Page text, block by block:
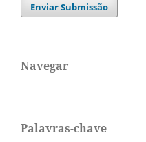
Enviar Submissão
Navegar
Palavras-chave